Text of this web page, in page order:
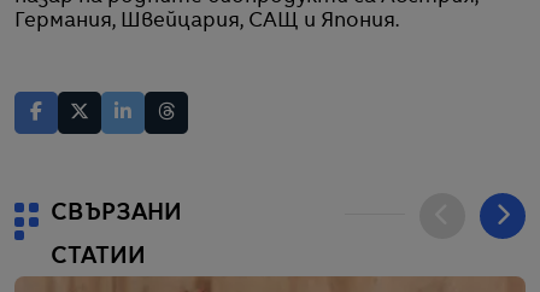
Германия, Швейцария, САЩ и Япония.
СВЪРЗАНИ
СТАТИИ